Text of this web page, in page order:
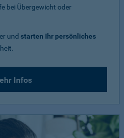
bei Übergewicht oder
und starten Ihr persönliches
Infos